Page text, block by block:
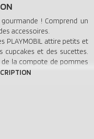
! Comprend un
accessoires.
PLAYMOBIL attire petits et
cupcakes et des sucettes.
la compote de pommes
sont tout simplement